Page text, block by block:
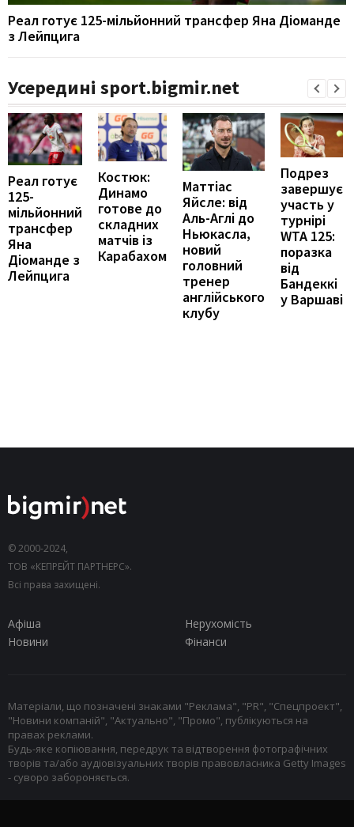
Реал готує 125-мільйонний трансфер Яна Діоманде
з Лейпцига
Усередині sport.bigmir.net
Реал готує
125-
мільйонний
трансфер
Яна
Діоманде з
Лейпцига
Костюк:
Динамо
готове до
складних
матчів із
Карабахом
Маттіас
Яйсле: від
Аль-Аглі до
Ньюкасла,
новий
головний
тренер
англійського
клубу
Подрез
завершує
участь у
турнірі
WTA 125:
поразка
від
Бандеккі
у Варшаві
© 2000-2024,
ТОВ «КЕПРЕЙТ ПАРТНЕРС».
Всі права захищені.
Афіша
Нерухомість
Новини
Фінанси
Матеріали, що позначені знаками "Реклама", "PR", "Спецпроект",
"Новини компаній", "Актуально", "Промо", публікуються на
правах реклами.
Будь-яке копіювання, передрук та відтворення фотографічних
творів та/або аудіовізуальних творів правовласника Getty Images
- суворо забороняється.